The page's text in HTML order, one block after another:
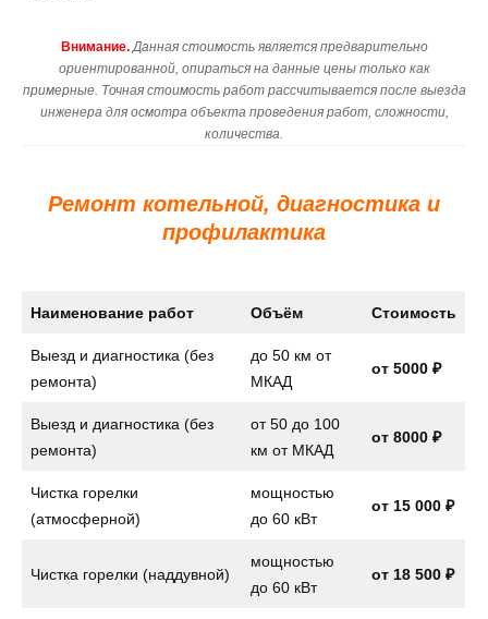
Внимание. Данная стоимость является предварительно
ориентированной, опираться на данные цены только как
примерные. Точная стоимость работ рассчитывается после выезда
инженера для осмотра объекта проведения работ, сложности,
количества.
Ремонт котельной, диагностика и
профилактика
Наименование работ Объём Стоимость
Выезд и диагностика (без
ремонта)
до 50 км от
МКАД
от 5000 ₽
Выезд и диагностика (без
ремонта)
от 50 до 100
км от МКАД
от 8000 ₽
Чистка горелки
(атмосферной)
мощностью
до 60 кВт
от 15 000 ₽
Чистка горелки (наддувной)
мощностью
до 60 кВт
от 18 500 ₽